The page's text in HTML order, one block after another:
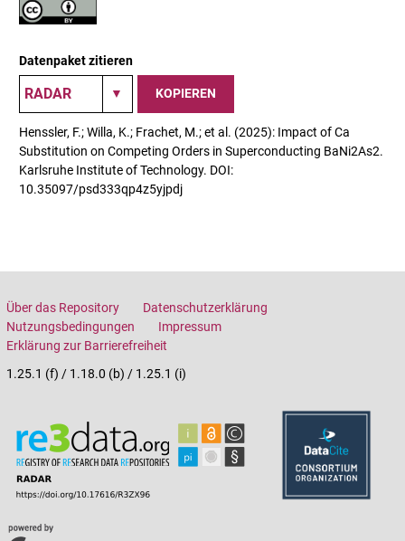
Datenpaket zitieren
KOPIEREN
Henssler, F.; Willa, K.; Frachet, M.; et al. (2025): Impact of Ca
Substitution on Competing Orders in Superconducting BaNi2As2.
Karlsruhe Institute of Technology. DOI:
10.35097/psd333qp4z5yjpdj
Über das Repository
Datenschutzerklärung
Nutzungsbedingungen
Impressum
Erklärung zur Barrierefreiheit
1.25.1 (f) / 1.18.0 (b) / 1.25.1 (i)